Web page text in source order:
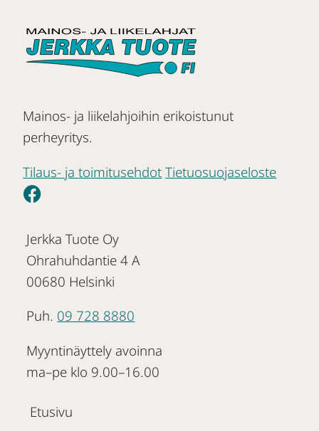
Mainos- ja liikelahjoihin erikoistunut
perheyritys.
Tilaus- ja toimitusehdot Tietuosuojaseloste
Jerkka Tuote Oy
Ohrahuhdantie 4 A
00680 Helsinki
Puh. 09 728 8880
Myyntinäyttely avoinna
ma–pe klo 9.00–16.00
Etusivu